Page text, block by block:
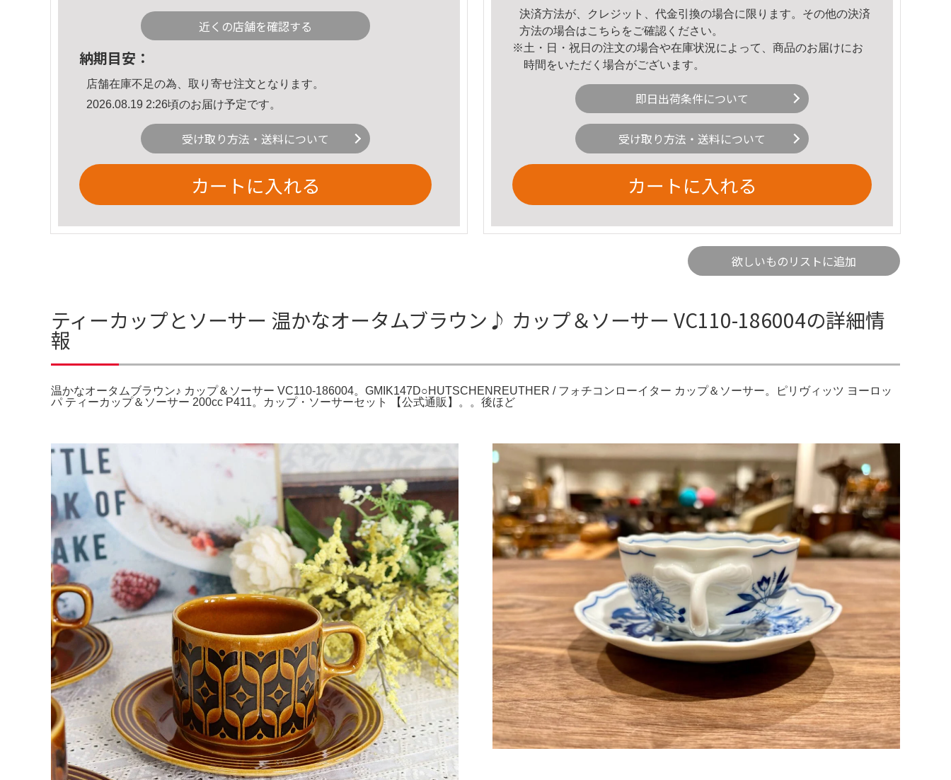
近くの店舗を確認する
納期目安：
店舗在庫不足の為、取り寄せ注文となります。
2026.08.19 2:26頃のお届け予定です。
受け取り方法・送料について
カートに入れる
決済方法が、クレジット、代金引換の場合に限ります。その他の決済
方法の場合はこちら をご確認ください。
※土・日・祝日の注文の場合や在庫状況によって、商品のお届けにお
時間をいただく場合がございます。
即日出荷条件について
受け取り方法・送料について
カートに入れる
欲しいものリストに追加
ティーカップとソーサー 温かなオータムブラウン♪ カップ＆ソーサー VC110-186004の詳細情
報
温かなオータムブラウン♪ カップ＆ソーサー VC110-186004。GMIK147D○HUTSCHENREUTHER / フォチコンローイター カップ＆ソーサー。ピリヴィッツ ヨーロッ
パ ティーカップ＆ソーサー 200cc P411。カップ・ソーサーセット 【公式通販】。。後ほど